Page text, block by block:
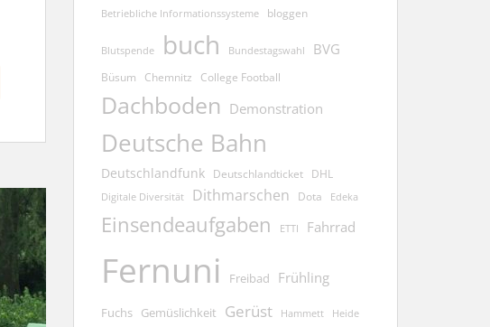
Betriebliche Informationssysteme bloggen
Blutspende buch Bundestagswahl BVG
Büsum Chemnitz College Football
Dachboden Demonstration
Deutsche Bahn
Deutschlandfunk Deutschlandticket DHL
Digitale Diversität Dithmarschen Dota Edeka
Einsendeaufgaben ETTI Fahrrad
Fernuni Freibad Frühling
Fuchs Gemüslichkeit Gerüst Hammett Heide